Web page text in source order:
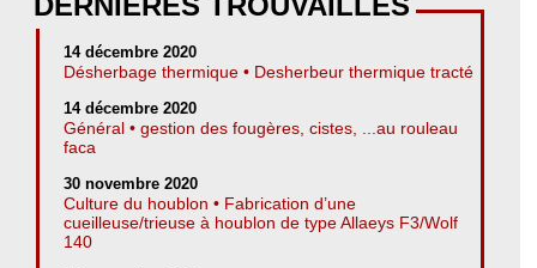
14 décembre 2020
Désherbage thermique • Desherbeur thermique tracté
14 décembre 2020
Général • gestion des fougères, cistes, ...au rouleau
faca
30 novembre 2020
Culture du houblon • Fabrication d’une
cueilleuse/trieuse à houblon de type Allaeys F3/Wolf
140